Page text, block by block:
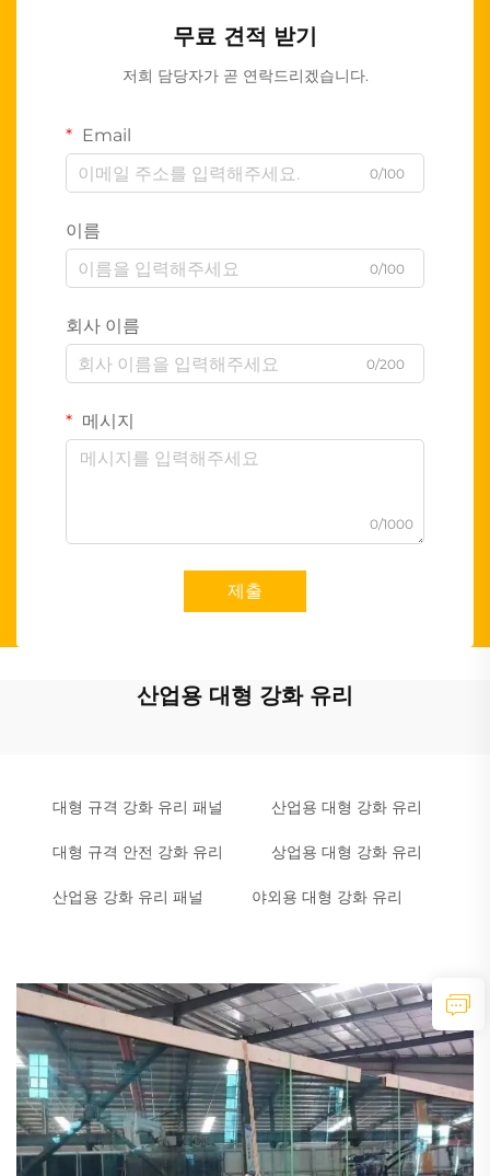
무료 견적 받기
저희 담당자가 곧 연락드리겠습니다.
Email
0/100
이름
0/100
회사 이름
0/200
메시지
0/1000
제출
산업용 대형 강화 유리
대형 규격 강화 유리 패널 산업용 대형 강화 유리
대형 규격 안전 강화 유리 상업용 대형 강화 유리
산업용 강화 유리 패널 야외용 대형 강화 유리